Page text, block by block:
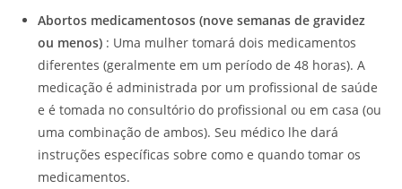
Abortos medicamentosos (nove semanas de gravidez
ou menos) : Uma mulher tomará dois medicamentos
diferentes (geralmente em um período de 48 horas). A
medicação é administrada por um profissional de saúde
e é tomada no consultório do profissional ou em casa (ou
uma combinação de ambos). Seu médico lhe dará
instruções específicas sobre como e quando tomar os
medicamentos.